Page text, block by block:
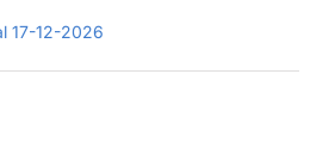
17-12-2026